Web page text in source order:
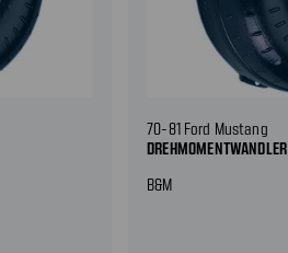
70-81 Ford Mustang
DREHMOMENTWANDLER
B&M